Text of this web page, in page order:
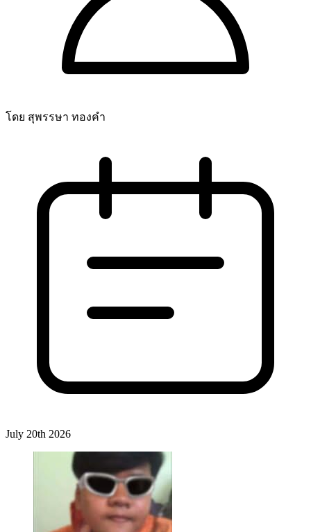
โดย สุพรรษา ทองคำ
July 20th 2026